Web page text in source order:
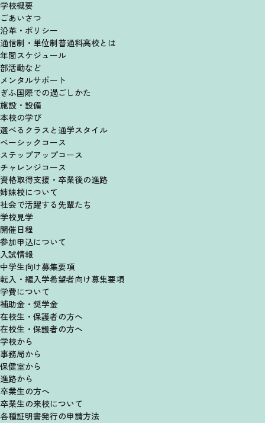
学校概要
ごあいさつ
沿革・ポリシー
通信制・単位制普通科高校とは
年間スケジュール
部活動など
メンタルサポート
ぎふ国際での過ごしかた
施設・設備
本校の学び
選べるクラスと 通学スタイル
ベーシックコース
ステップアップコース
チャレンジコース
資格取得支援・卒業後の進路
姉妹校について
社会で活躍する先輩たち
学校見学
開催日程
参加申込について
入試情報
中学生向け募集要項
転入・編入学希望者向け募集要項
学費について
補助金・奨学金
在校生・保護者の方へ
在校生・保護者の方へ
学校から
事務局から
保健室から
進路から
卒業生の方へ
卒業生の来校について
各種証明書発行の申請方法